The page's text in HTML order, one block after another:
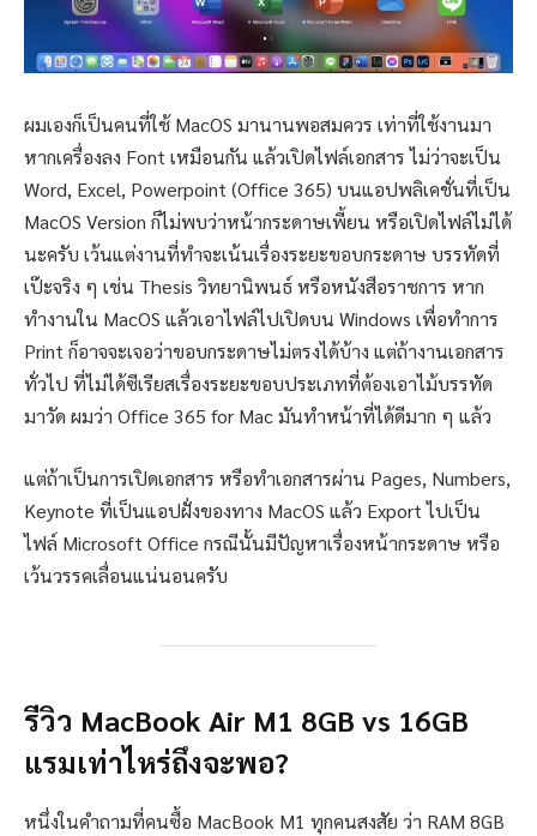
ผมเองก็เป็นคนที่ใช้ MacOS มานานพอสมควร เท่าที่ใช้งานมา
หากเครื่องลง Font เหมือนกัน แล้วเปิดไฟล์เอกสาร ไม่ว่าจะเป็น
Word, Excel, Powerpoint (Office 365) บนแอปพลิเคชั่นที่เป็น
MacOS Version ก็ไม่พบว่าหน้ากระดาษเพี้ยน หรือเปิดไฟล์ไม่ได้
นะครับ เว้นแต่งานที่ทำจะเน้นเรื่องระยะขอบกระดาษ บรรทัดที่
เป๊ะจริง ๆ เช่น Thesis วิทยานิพนธ์ หรือหนังสือราชการ หาก
ทำงานใน MacOS แล้วเอาไฟล์ไปเปิดบน Windows เพื่อทำการ
Print ก็อาจจะเจอว่าขอบกระดาษไม่ตรงได้บ้าง แต่ถ้างานเอกสาร
ทั่วไป ที่ไม่ได้ซีเรียสเรื่องระยะขอบประเภทที่ต้องเอาไม้บรรทัด
มาวัด ผมว่า Office 365 for Mac มันทำหน้าที่ได้ดีมาก ๆ แล้ว
แต่ถ้าเป็นการเปิดเอกสาร หรือทำเอกสารผ่าน Pages, Numbers,
Keynote ที่เป็นแอปฝั่งของทาง MacOS แล้ว Export ไปเป็น
ไฟล์ Microsoft Office กรณีนั้นมีปัญหาเรื่องหน้ากระดาษ หรือ
เว้นวรรคเลื่อนแน่นอนครับ
รีวิว MacBook Air M1 8GB vs 16GB
แรมเท่าไหร่ถึงจะพอ?
หนึ่งในคำถามที่คนซื้อ MacBook M1 ทุกคนสงสัย ว่า RAM 8GB